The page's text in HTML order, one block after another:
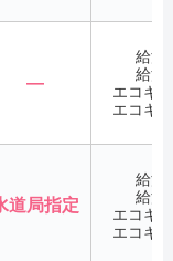
―
給湯
給湯
エコキ
エコキ
道局指定
給湯
給湯
エコキ
エコキ